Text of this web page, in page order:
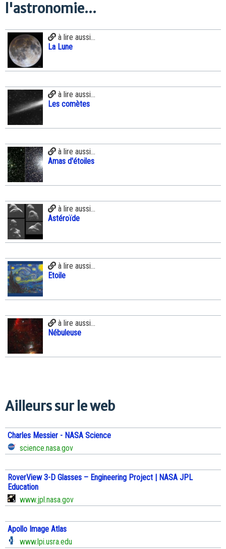
l'astronomie...
à lire aussi...
La Lune
à lire aussi...
Les comètes
à lire aussi...
Amas d'étoiles
à lire aussi...
Astéroïde
à lire aussi...
Etoile
à lire aussi...
Nébuleuse
Ailleurs sur le web
Charles Messier - NASA Science
science.nasa.gov
RoverView 3-D Glasses – Engineering Project | NASA JPL
Education
www.jpl.nasa.gov
Apollo Image Atlas
www.lpi.usra.edu